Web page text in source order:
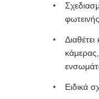
Ειδικά